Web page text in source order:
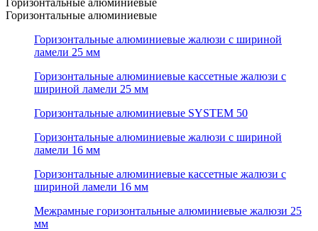
Горизонтальные алюминиевые
Горизонтальные алюминиевые
Горизонтальные алюминиевые жалюзи с шириной
ламели 25 мм
Горизонтальные алюминиевые кассетные жалюзи с
шириной ламели 25 мм
Горизонтальные алюминиевые SYSTEM 50
Горизонтальные алюминиевые жалюзи с шириной
ламели 16 мм
Горизонтальные алюминиевые кассетные жалюзи с
шириной ламели 16 мм
Межрамные горизонтальные алюминиевые жалюзи 25
мм